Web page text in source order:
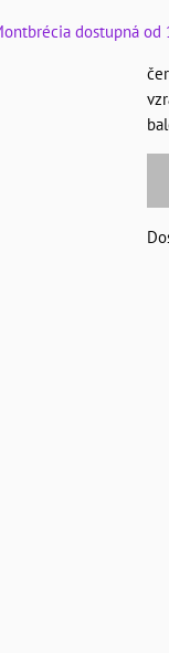
dostupná od